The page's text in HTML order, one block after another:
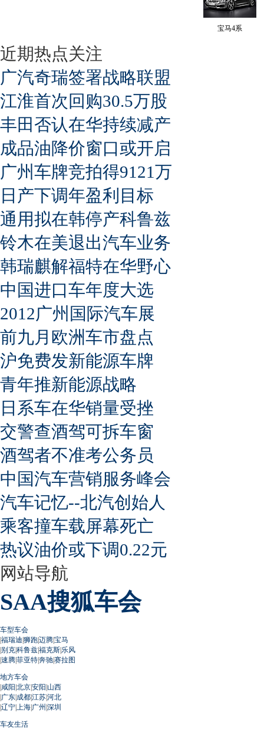
宝马4系
近期热点关注
广汽奇瑞签署战略联盟
江淮首次回购30.5万股
丰田否认在华持续减产
成品油降价窗口或开启
广州车牌竞拍得9121万
日产下调年盈利目标
通用拟在韩停产科鲁兹
铃木在美退出汽车业务
韩瑞麒解福特在华野心
中国进口车年度大选
2012广州国际汽车展
前九月欧洲车市盘点
沪免费发新能源车牌
青年推新能源战略
日系车在华销量受挫
交警查酒驾可拆车窗
酒驾者不准考公务员
中国汽车营销服务峰会
汽车记忆--北汽创始人
乘客撞车载屏幕死亡
热议油价或下调0.22元
网站导航
SAA搜狐车会
车型车会
|福瑞迪|狮跑|迈腾|宝马
|别克|科鲁兹|福克斯|乐风
|速腾|菲亚特|奔驰|赛拉图
地方车会
|咸阳|北京|安阳|山西
|广东|成都|江苏|河北
|辽宁| 上海|广州 |深圳
车友生活